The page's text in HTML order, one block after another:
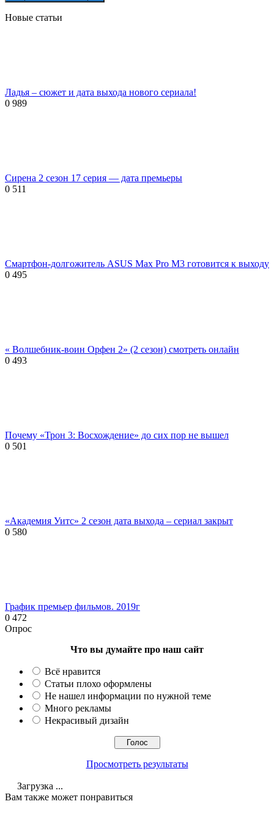
Новые статьи
Ладья – сюжет и дата выхода нового сериала!
0 989
Сирена 2 сезон 17 серия — дата премьеры
0 511
Смартфон-долгожитель ASUS Max Pro M3 готовится к выходу
0 495
« Волшебник-воин Орфен 2» (2 сезон) смотреть онлайн
0 493
Почему «Трон 3: Восхождение» до сих пор не вышел
0 501
«Академия Уитс» 2 сезон дата выхода – сериал закрыт
0 580
График премьер фильмов. 2019г
0 472
Опрос
Что вы думайте про наш сайт
Всё нравится
Статьи плохо оформлены
Не нашел информации по нужной теме
Много рекламы
Некрасивый дизайн
Просмотреть результаты
Загрузка ...
Вам также может понравиться